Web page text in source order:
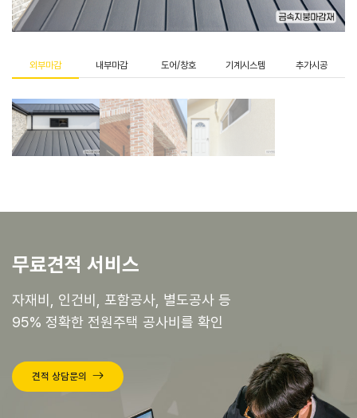
외부마감 내부마감 도어/창호 기계시스템 추가시공
무료견적 서비스
자재비, 인건비, 포함공사, 별도공사 등
95% 정확한 전원주택 공사비를 확인
견적 상담문의